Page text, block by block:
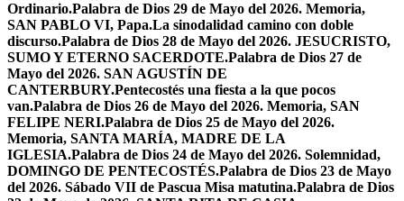
Ordinario.Palabra de Dios 29 de Mayo del 2026. Memoria,
SAN PABLO VI, Papa.La sinodalidad camino con doble
discurso.Palabra de Dios 28 de Mayo del 2026. JESUCRISTO,
SUMO Y ETERNO SACERDOTE.Palabra de Dios 27 de
Mayo del 2026. SAN AGUSTÍN DE
CANTERBURY.Pentecostés una fiesta a la que pocos
van.Palabra de Dios 26 de Mayo del 2026. Memoria, SAN
FELIPE NERI.Palabra de Dios 25 de Mayo del 2026.
Memoria, SANTA MARÍA, MADRE DE LA
IGLESIA.Palabra de Dios 24 de Mayo del 2026. Solemnidad,
DOMINGO DE PENTECOSTÉS.Palabra de Dios 23 de Mayo
del 2026. Sábado VII de Pascua Misa matutina.Palabra de Dios